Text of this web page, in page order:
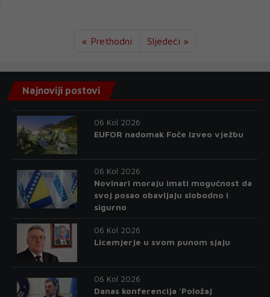
« Prethodni Sljedeći »
Najnoviji postovi
06 Kol 2026
EUFOR nadomak Foče izveo vježbu
06 Kol 2026
Novinari moraju imati mogućnost da
svoj posao obavljaju slobodno i
sigurno
06 Kol 2026
Licemjerje u svom punom sjaju
06 Kol 2026
Danas konferencija 'Položaj